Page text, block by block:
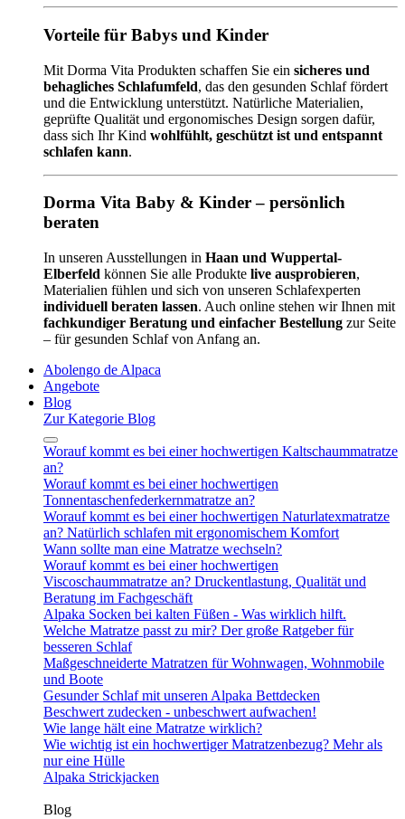
Vorteile für Babys und Kinder
Mit Dorma Vita Produkten schaffen Sie ein sicheres und
behagliches Schlafumfeld, das den gesunden Schlaf fördert
und die Entwicklung unterstützt. Natürliche Materialien,
geprüfte Qualität und ergonomisches Design sorgen dafür,
dass sich Ihr Kind wohlfühlt, geschützt ist und entspannt
schlafen kann.
Dorma Vita Baby & Kinder – persönlich
beraten
In unseren Ausstellungen in Haan und Wuppertal-
Elberfeld können Sie alle Produkte live ausprobieren,
Materialien fühlen und sich von unseren Schlafexperten
individuell beraten lassen. Auch online stehen wir Ihnen mit
fachkundiger Beratung und einfacher Bestellung zur Seite
– für gesunden Schlaf von Anfang an.
Abolengo de Alpaca
Angebote
Blog
Zur Kategorie Blog
Worauf kommt es bei einer hochwertigen Kaltschaummatratze
an?
Worauf kommt es bei einer hochwertigen
Tonnentaschenfederkernmatratze an?
Worauf kommt es bei einer hochwertigen Naturlatexmatratze
an? Natürlich schlafen mit ergonomischem Komfort
Wann sollte man eine Matratze wechseln?
Worauf kommt es bei einer hochwertigen
Viscoschaummatratze an? Druckentlastung, Qualität und
Beratung im Fachgeschäft
Alpaka Socken bei kalten Füßen - Was wirklich hilft.
Welche Matratze passt zu mir? Der große Ratgeber für
besseren Schlaf
Maßgeschneiderte Matratzen für Wohnwagen, Wohnmobile
und Boote
Gesunder Schlaf mit unseren Alpaka Bettdecken
Beschwert zudecken - unbeschwert aufwachen!
Wie lange hält eine Matratze wirklich?
Wie wichtig ist ein hochwertiger Matratzenbezug? Mehr als
nur eine Hülle
Alpaka Strickjacken
Blog